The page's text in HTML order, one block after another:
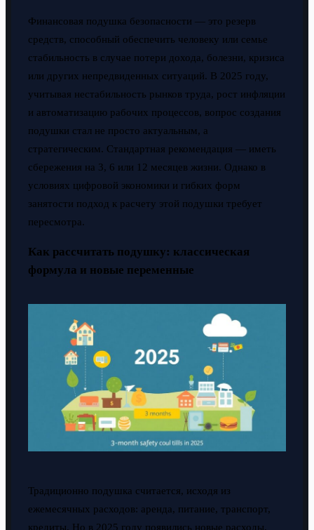
Финансовая подушка безопасности — это резерв
средств, способный обеспечить человеку или семье
стабильность в случае потери дохода, болезни, кризиса
или других непредвиденных ситуаций. В 2025 году,
учитывая нестабильность рынков труда, рост инфляции
и автоматизацию рабочих процессов, вопрос создания
подушки стал не просто актуальным, а
стратегическим. Стандартная рекомендация — иметь
сбережения на 3, 6 или 12 месяцев жизни. Однако в
условиях цифровой экономики и гибких форм
занятости подход к расчету этой подушки требует
пересмотра.
Как рассчитать подушку: классическая
формула и новые переменные
Традиционно подушка считается, исходя из
ежемесячных расходов: аренда, питание, транспорт,
кредиты. Но в 2025 году появились новые расходы,